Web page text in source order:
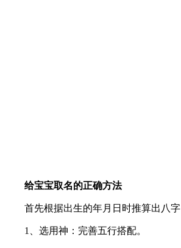
给宝宝取名的正确方法
首先根据出生的年月日时推算出八字
1、选用神：完善五行搭配。